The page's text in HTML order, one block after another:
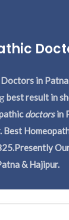
in Patna
best result in
doctorsin
Best
& Hajipur.